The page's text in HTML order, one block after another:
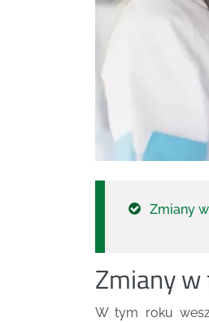
Zmiany
Zmiany w
W tym roku